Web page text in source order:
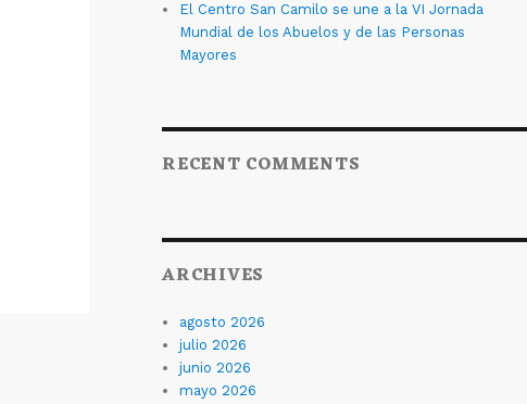
El Centro San Camilo se une a la VI Jornada
Mundial de los Abuelos y de las Personas
Mayores
RECENT COMMENTS
ARCHIVES
agosto 2026
julio 2026
junio 2026
mayo 2026